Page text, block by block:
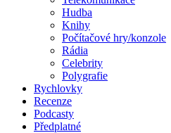
Hudba
Knihy
Počítačové hry/konzole
Rádia
Celebrity
Polygrafie
Rychlovky
Recenze
Podcasty
Předplatné